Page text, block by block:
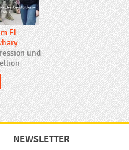
El-
und
more
NEWSLETTER